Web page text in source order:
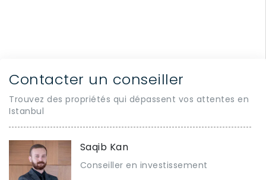
Contacter un conseiller
Trouvez des propriétés qui dépassent vos attentes en
Istanbul
Saqib Kan
Conseiller en investissement